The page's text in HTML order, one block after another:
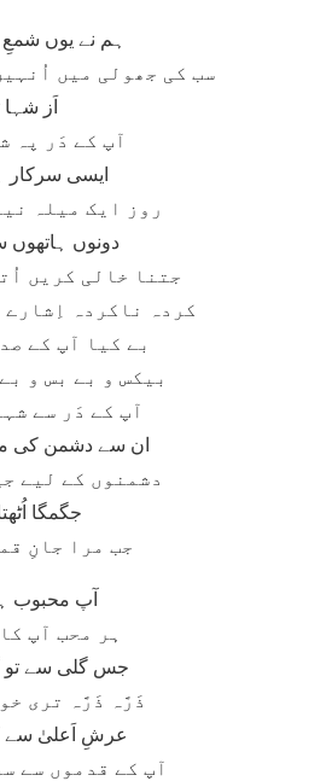
ہم نے یوں
سب کی جھولی میں
اَز شہا
آپ کے دَر پہ
ایسی سرکار
روز ایک میلہ
دونوں ہاتھوں
جتنا خالی کریں
کردہ ناکردہ
بے کیا آپ کے
بیکس و بے بس و
آپ کے دَر سے
ان سے دشمن کی
دشمنوں کے لیے
جگمگا
جب مرا جانِ
آپ محبوب
ہر محب آپ
جس گلی سے تو
ذَرَّہ ذَرَّہ تری
عرشِ اَعلیٰ سے
آپ کے قدموں سے